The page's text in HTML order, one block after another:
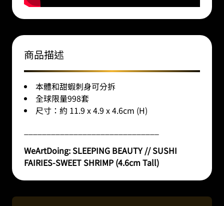
商品描述
本體和甜蝦刺身可分拆
全球限量998套
尺寸：約 11.9 x 4.9 x 4.6cm (H)
WeArtDoing: SLEEPING BEAUTY // SUSHI
FAIRIES-SWEET SHRIMP (4.6cm Tall)